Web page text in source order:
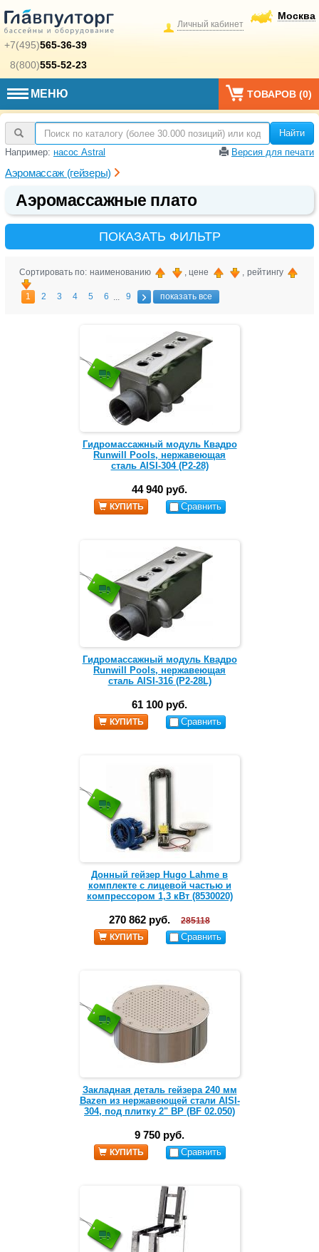
+7(495)565-36-39
8(800)555-52-23
Москва
Личный кабинет
МЕНЮ ТОВАРОВ (0)
Найти
Например: насос Astral Версия для печати
Аэромассаж (гейзеры)
Аэромассажные плато
ПОКАЗАТЬ ФИЛЬТР
Сортировать по: наименованию , цене , рейтингу
1 2 3 4 5 6 ... 9 показать все
Гидромассажный модуль Квадро
Runwill Pools, нержавеющая
сталь AISI-304 (Р2-28)
44 940 руб.
КУПИТЬ Сравнить
Гидромассажный модуль Квадро
Runwill Pools, нержавеющая
сталь AISI-316 (Р2-28L)
61 100 руб.
КУПИТЬ Сравнить
Донный гейзер Hugo Lahme в
комплекте с лицевой частью и
компрессором 1,3 кВт (8530020)
270 862 руб.
285118
КУПИТЬ
Сравнить
Закладная деталь гейзера 240 мм
Bazen из нержавеющей стали AISI-
304, под плитку 2" ВР (BF 02.050)
9 750 руб.
КУПИТЬ Сравнить